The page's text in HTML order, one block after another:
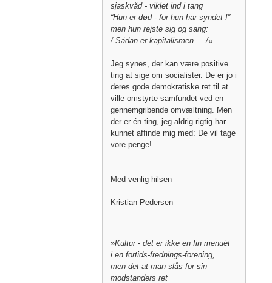
sjaskvåd - viklet ind i tang
“Hun er død - for hun har syndet !”
men hun rejste sig og sang:
/ Sådan er kapitalismen ... /«
Jeg synes, der kan være positive
ting at sige om socialister. De er jo i
deres gode demokratiske ret til at
ville omstyrte samfundet ved en
gennemgribende omvæltning. Men
der er én ting, jeg aldrig rigtig har
kunnet affinde mig med: De vil tage
vore penge!
Med venlig hilsen
Kristian Pedersen
»Kultur - det er ikke en fin menuèt
i en fortids-frednings-forening,
men det at man slås for sin
modstanders ret